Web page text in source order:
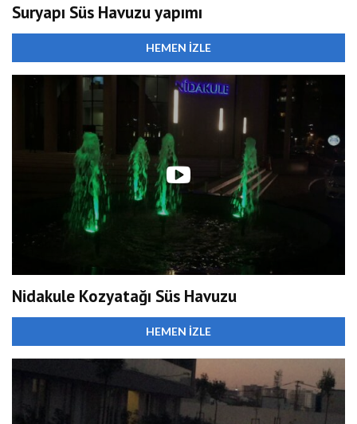
Suryapı Süs Havuzu yapımı
HEMEN İZLE
Nidakule Kozyatağı Süs Havuzu
HEMEN İZLE